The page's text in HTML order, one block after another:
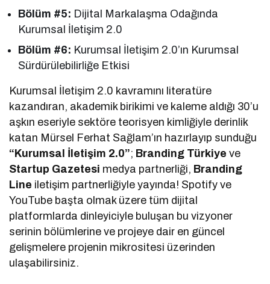
Bölüm #5: Dijital Markalaşma Odağında
Kurumsal İletişim 2.0
Bölüm #6: Kurumsal İletişim 2.0’ın Kurumsal
Sürdürülebilirliğe Etkisi
Kurumsal İletişim 2.0 kavramını literatüre
kazandıran, akademik birikimi ve kaleme aldığı 30’u
aşkın eseriyle sektöre teorisyen kimliğiyle derinlik
katan Mürsel Ferhat Sağlam’ın hazırlayıp sunduğu
“Kurumsal İletişim 2.0”; Branding Türkiyeve
Startup Gazetesi medya partnerliği, Branding
Line iletişim partnerliğiyle yayında! Spotify ve
YouTube başta olmak üzere tüm dijital
platformlarda dinleyiciyle buluşan bu vizyoner
serinin bölümlerine ve projeye dair en güncel
gelişmelere projenin mikrositesi üzerinden
ulaşabilirsiniz.